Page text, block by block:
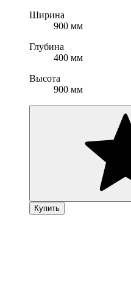
Ширина
900 мм
Глубина
400 мм
Высота
900 мм
Купить